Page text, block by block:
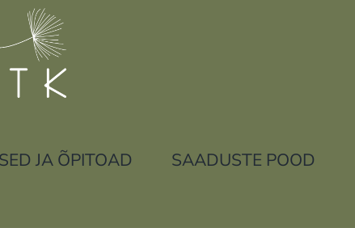
JA ÕPITOAD SAADUSTE POOD